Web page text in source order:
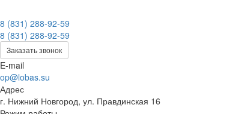
8 (831) 288-92-59
8 (831) 288-92-59
Заказать звонок
E-mail
op@lobas.su
Адрес
г. Нижний Новгород, ул. Правдинская 16